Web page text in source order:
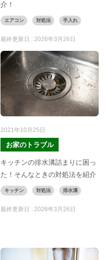
介！
エアコン 対処法 手入れ
最終更新日 :2026年3月26日
2021年10月25日
お家のトラブル
キッチンの排水溝詰まりに困っ
た！そんなときの対処法を紹介
キッチン 対処法 排水溝
最終更新日 :2026年3月26日